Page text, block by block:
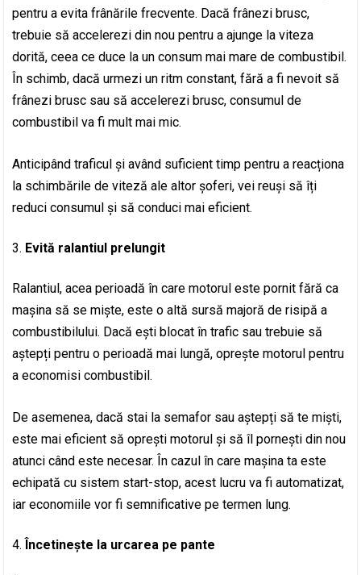
pentru a evita frânările frecvente. Dacă frânezi brusc,
trebuie să accelerezi din nou pentru a ajunge la viteza
dorită, ceea ce duce la un consum mai mare de combustibil.
În schimb, dacă urmezi un ritm constant, fără a fi nevoit să
frânezi brusc sau să accelerezi brusc, consumul de
combustibil va fi mult mai mic.
Anticipând traficul și având suficient timp pentru a reacționa
la schimbările de viteză ale altor șoferi, vei reuși să îți
reduci consumul și să conduci mai eficient.
Evită ralantiul prelungit
Ralantiul, acea perioadă în care motorul este pornit fără ca
mașina să se miște, este o altă sursă majoră de risipă a
combustibilului. Dacă ești blocat în trafic sau trebuie să
aștepți pentru o perioadă mai lungă, oprește motorul pentru
a economisi combustibil.
De asemenea, dacă stai la semafor sau aștepți să te miști,
este mai eficient să oprești motorul și să îl pornești din nou
atunci când este necesar. În cazul în care mașina ta este
echipată cu sistem start-stop, acest lucru va fi automatizat,
iar economiile vor fi semnificative pe termen lung.
Încetinește la urcarea pe pante